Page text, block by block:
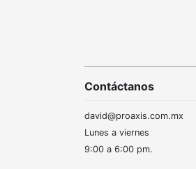
Contáctanos
david@proaxis.com.mx
Lunes a viernes
9:00 a 6:00 pm.